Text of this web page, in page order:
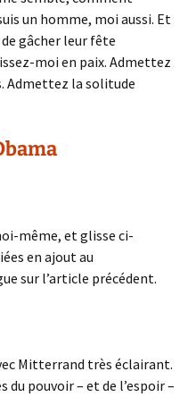
un homme, moi aussi. Et
gâcher leur fête
moi en paix. Admettez
Admettez la solitude
même, et glisse ci-
en ajout au
sur l’article précédent.
Mitterrand très éclairant.
du pouvoir – et de l’espoir –